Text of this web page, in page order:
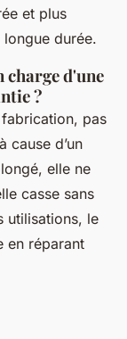
et plus
durée.
charge d'une
?
pas
cause d’un
elle ne
casse sans
utilisations, le
en réparant